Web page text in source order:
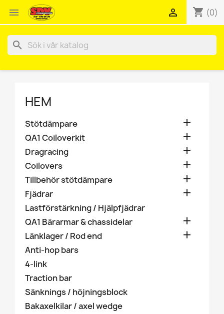
 shopping_cart (0)

search
HEM
Stötdämpare 
QA1 Coiloverkit 
Dragracing 
Coilovers 
Tillbehör stötdämpare 
Fjädrar 
Lastförstärkning / Hjälpfjädrar
QA1 Bärarmar & chassidelar

Länklager / Rod end 
Anti-hop bars
4-link
Traction bar
Sänknings / höjningsblock
Bakaxelkilar / axel wedge